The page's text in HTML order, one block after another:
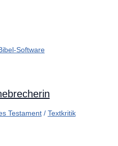
Software
Testament/ Textkritik